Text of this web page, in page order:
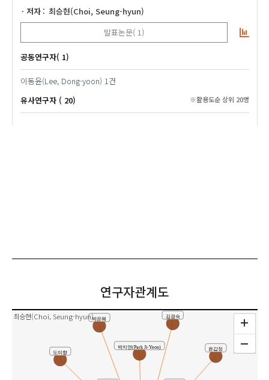
저자
최승현(Choi, Seung-hyun)
발표논문( 1)
공동연구자( 1)
이동윤(Lee, Dong-yoon) 1건
유사연구자 ( 20)
※활용도순 상위 20명
연구자관계도
최승현(Choi, Seung-hyun) 김경숙
도미향
박은혜
박지연(Park Ji-Yeon) 윤갑정